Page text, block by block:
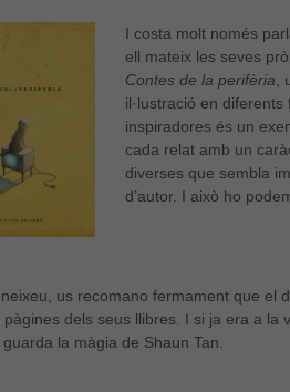
I costa molt només
ell mateix les seves
Contes de la perifèria
il·lustració en
inspiradores és un
cada relat amb un
diverses que sembla
d’autor. I això ho
us recomano fermament que el
pàgines dels seus llibres. I si ja era a
la màgia de Shaun Tan.